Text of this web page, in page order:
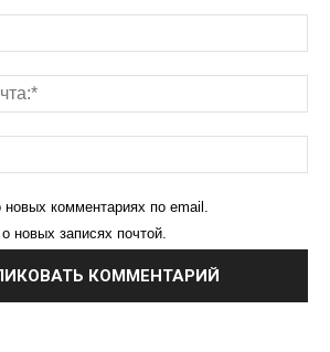
комментариях по email.
новых записях почтой.